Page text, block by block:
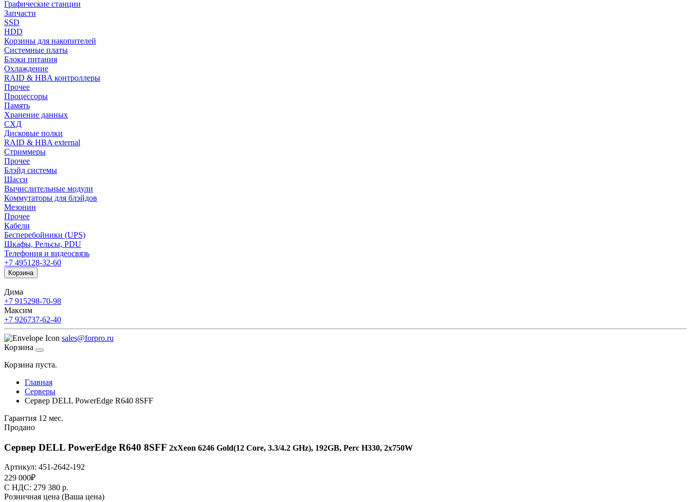
Графические станции
Запчасти
SSD
HDD
Корзины для накопителей
Системные платы
Блоки питания
Охлаждение
RAID & HBA контроллеры
Прочее
Процессоры
Память
Хранение данных
СХД
Дисковые полки
RAID & HBA external
Стриммеры
Прочее
Блэйд системы
Шасси
Вычислительные модули
Коммутаторы для блэйдов
Мезонин
Прочее
Кабели
Бесперебойники (UPS)
Шкафы, Рельсы, PDU
Телефония и видеосвязь
+7 495128-32-60
Корзина
Дима
+7 915298-70-98
Максим
+7 926737-62-40
sales@forpro.ru
Корзина
Корзина пуста.
Главная
Серверы
Сервер DELL PowerEdge R640 8SFF
Гарантия 12 мес.
Продано
Сервер DELL PowerEdge R640 8SFF 2xXeon 6246 Gold(12 Core, 3.3/4.2 GHz), 192GB, Perc H330, 2x750W
Артикул: 451-2642-192
229 000₽
C НДС: 279 380 р.
Розничная цена (Ваша цена)